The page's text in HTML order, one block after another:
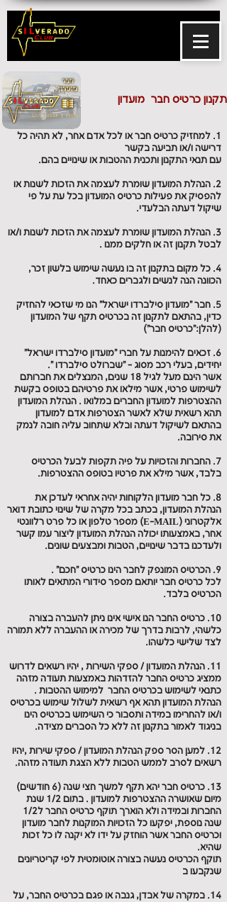
תקנון כרטיס חבר מועדון
1. למחזיק כרטיס חבר או לכל אדם אחר, לא תהיה כל
דרישה ו/או תביעה בקשר
עם תנאי התקנון ותכנית ההטבות או שינויים בהם.
2. הנהלת המועדון שומרת לעצמה את הזכות לשנות או
להפסיק את פעילות כרטיס המועדון בכל עת על פי
שיקול דעתה הבלעדי.
3. הנהלת המועדון שומרת לעצמה את הזכות לשנות ו/או
לבטל תקנון זה או חלקים ממנו .
4. כל מקום בתקנון זה בו נעשה שימוש בלשון זכר,
הכוונה הנה לנשים ולגברים כאחד.
5. חבר "מועדון סילברדו ישראל" הנו מי שזכאי להחזיק
כדין, בהתאם לתקנון זה בכרטיס תקף של המועדון
(להלן:"כרטיס חבר")
6. זכאים להימנות על חברי "מועדון סילברדו ישראל"
יחידים, בעלי רכב מסוג - "שברולט סילברדו ".
אשר הינם מעל לגיל 18 שנים, המנצלים את חברותם
לשימוש פרטי, אשר מילאו את פרטיהם בטופס בקשת
ההצטרפות למועדון החברים במלואו . הנהלת המועדון
תהא רשאית שלא לאשר הצטרפות אדם למועדון
בהתאם לשיקול דעתה ובלא שתחוב עליה חובה לנמק
את סירובה.
7. החברות והזכויות על פיה תקפות לבעל הכרטיס
בלבד, אשר מילא את פרטיו בטופס ההצטרפות.
8. כל חבר מועדון הלקוחות יהיה אחראי לעדכן את
הנהלת המועדון, בכתב בכל מקרה של שינוי כתובת דואר
אלקטרוני (E-MAIL) מספר טלפון או כל פרט רלוונטי
אחר, באמצעותו יכולה הנהלת המועדון ליצור עמו קשר
ולעדכנו בדבר שינויים, הטבות ומבצעים שונים.
9. הכרטיס המונפק לחבר הינו כרטיס "חכם" .
לכל כרטיס חבר יותאם מספר סידורי המתאים לאותו
הכרטיס בלבד.
10. כרטיס החבר הנו אישי אינו ניתן להעברה בצורה
כלשהי, לרבות בדרך של מכירה או ההעברה ללא תמורה
לצד שלישי כלשהו.
11. הנהלת המועדון / ספקי השירות , יהיו רשאים לדרוש
ממציג כרטיס החבר להזדהות באמצעות תעודה מזהה
כתנאי לשימוש בכרטיס החבר למימוש ההטבות .
הנהלת המועדון תהא אף רשאית לשלול שימוש בכרטיס
ו/או להחרימו במידה ותסבור כי השימוש בכרטיס הינו
בניגוד לאמור בתקנון זה ללא כל הסברים מצידה.
12. למען הסר ספק הנהלת המועדון / ספקי שירות ,יהיו
רשאים לסרב לממש הטבות ללא הצגת תעודה מזהה.
13. כרטיס חבר יהא תקף למשך חצי שנה (6 חודשים)
מיום שאושרה ההצטרפות למועדון . בתום 1/2 שנת
החברות ובמידה ולא הוארך תוקף כרטיס החבר ל1/2
שנה נוספת, יפקעו כל הזכויות המוקנות לחבר מועדון
וכרטיס החבר אשר הוחזק על ידו לא יקנה לו כל זכות
שהיא.
תוקף הכרטיס נעשה בצורה אוטומטית לפי קריטריונים
שנקבעו ב
14. במקרה של אבדן, גנבה או פגם בכרטיס החבר, על